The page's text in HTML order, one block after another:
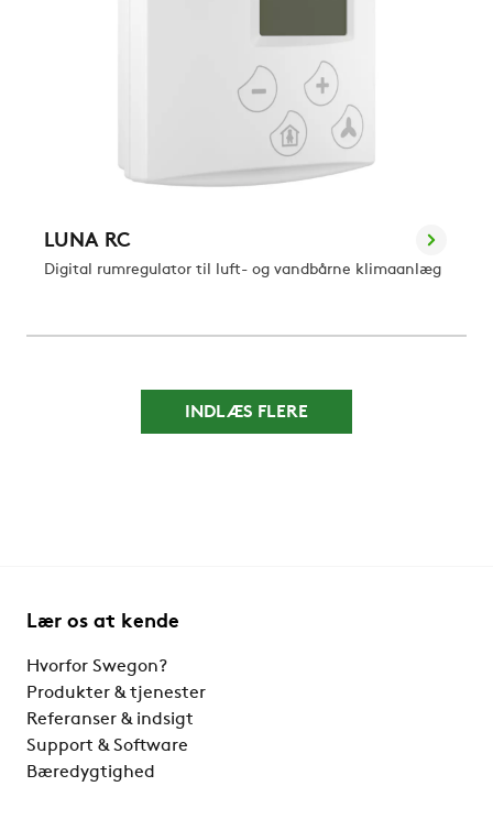
LUNA RC
Digital rumregulator til luft- og vandbårne klimaanlæg
INDLÆS FLERE
Lær os at kende
Hvorfor Swegon?
Produkter & tjenester
Referanser & indsigt
Support & Software
Bæredygtighed